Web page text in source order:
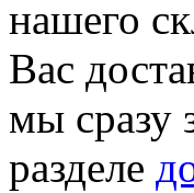
нашего
Вас
мы сразу
разделе